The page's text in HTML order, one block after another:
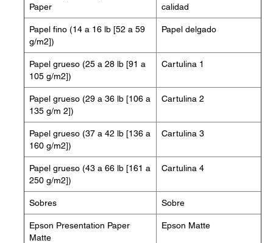
Paper
calidad
Papel fino (14 a 16 lb [52 a 59
g/m2])
Papel delgado
Papel grueso (25 a 28 lb [91 a
105 g/m2])
Cartulina 1
Papel grueso (29 a 36 lb [106 a
135 g/m 2])
Cartulina 2
Papel grueso (37 a 42 lb [136 a
160 g/m2])
Cartulina 3
Papel grueso (43 a 66 lb [161 a
250 g/m2])
Cartulina 4
Sobres Sobre
Epson Presentation Paper
Matte
Epson Matte